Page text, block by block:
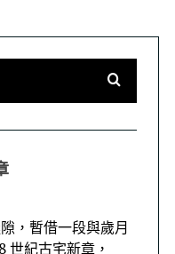
，暫借一段與歲月
世紀古宅新章，